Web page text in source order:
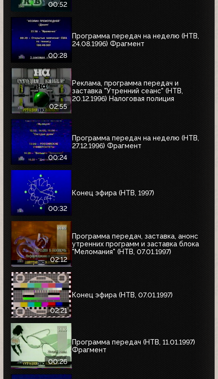
00:52
00:28
Программа передач на неделю (НТВ,
24.08.1996) Фрагмент
02:55
Реклама, программа передач и
заставка "Утренний сеанс" (НТВ,
20.12.1996) Налоговая полиция
00:24
Программа передач на неделю (НТВ,
27.12.1996) Фрагмент
00:32
Конец эфира (НТВ, 1997)
02:12
Программа передач, заставка, анонс
утренних программ и заставка блока
"Меломания" (НТВ, 07.01.1997)
02:21
Конец эфира (НТВ, 07.01.1997)
00:26
Программа передач (НТВ, 11.01.1997)
Фрагмент